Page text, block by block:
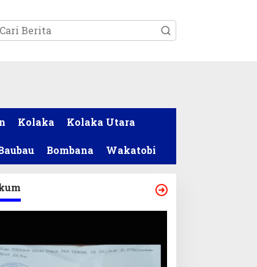
Kolaka Kolaka Utara
Bombana Wakatobi